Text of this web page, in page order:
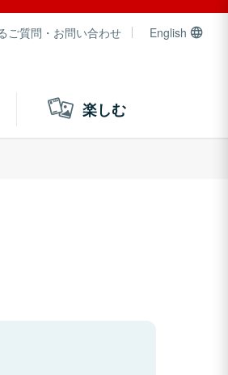
ご質問・お問い合わせ English
楽しむ